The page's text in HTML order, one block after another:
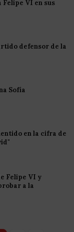
Felipe VI en sus
defensor de la
Sofía
en la cifra de
Felipe VI y
a la